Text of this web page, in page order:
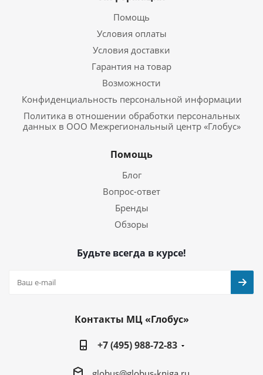
Помощь
Условия оплаты
Условия доставки
Гарантия на товар
Возможности
Конфиденциальность персональной информации
Политика в отношении обработки персональных
данных в ООО Межрегиональный центр «Глобус»
Помощь
Блог
Вопрос-ответ
Бренды
Обзоры
Будьте всегда в курсе!
Контакты МЦ «Глобус»
+7 (495) 988-72-83